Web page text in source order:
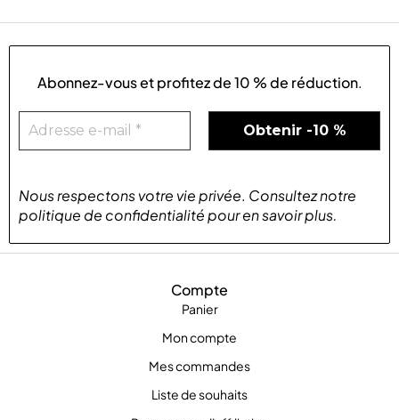
Compte
Panier
Mon compte
Mes commandes
Liste de souhaits
Abonnez-vous et profitez de10 % de réduction.
Nous respectons votre vie privée. Consultez notre
politique de confidentialitépouren savoir plus.